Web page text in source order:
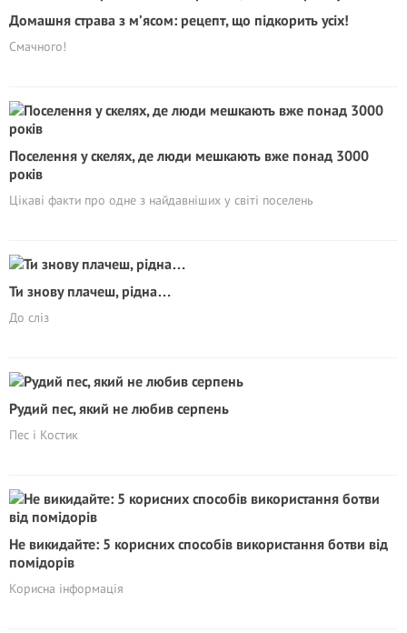
Домашня страва з м’ясом: рецепт, що підкорить усіх!
Смачного!
Поселення у скелях, де люди мешкають вже понад 3000
років
Цікаві факти про одне з найдавніших у світі поселень
Ти знову плачеш, рідна…
До сліз
Рудий пес, який не любив серпень
Пес і Костик
Не викидайте: 5 корисних способів використання ботви від
помідорів
Корисна інформація